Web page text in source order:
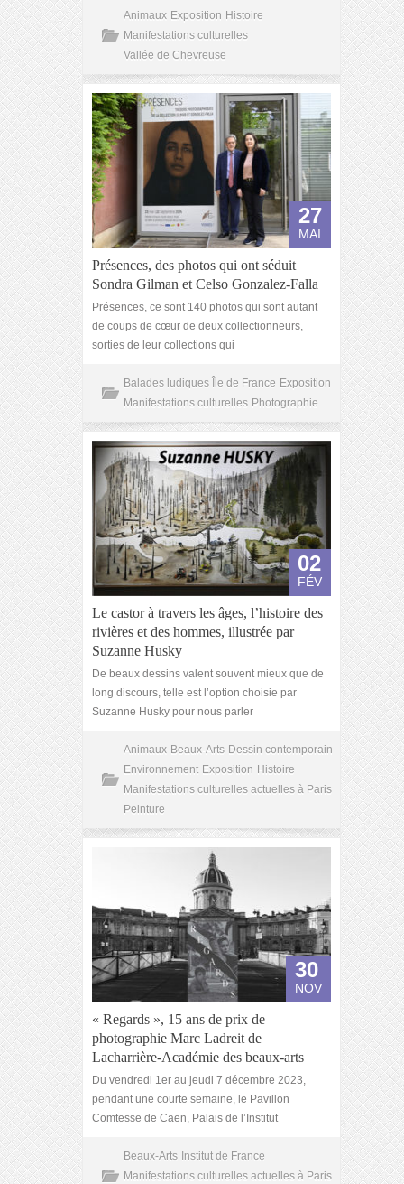
Animaux Exposition Histoire
Manifestations culturelles
Vallée de Chevreuse
27
MAI
Présences, des photos qui ont séduit
Sondra Gilman et Celso Gonzalez-Falla
Présences, ce sont 140 photos qui sont autant
de coups de cœur de deux collectionneurs,
sorties de leur collections qui
Balades ludiques Île de France Exposition
Manifestations culturelles Photographie
02
FÉV
Le castor à travers les âges, l’histoire des
rivières et des hommes, illustrée par
Suzanne Husky
De beaux dessins valent souvent mieux que de
long discours, telle est l’option choisie par
Suzanne Husky pour nous parler
Animaux Beaux-Arts Dessin contemporain
Environnement Exposition Histoire
Manifestations culturelles actuelles à Paris
Peinture
30
NOV
« Regards », 15 ans de prix de
photographie Marc Ladreit de
Lacharrière-Académie des beaux-arts
Du vendredi 1er au jeudi 7 décembre 2023,
pendant une courte semaine, le Pavillon
Comtesse de Caen, Palais de l’Institut
Beaux-Arts Institut de France
Manifestations culturelles actuelles à Paris